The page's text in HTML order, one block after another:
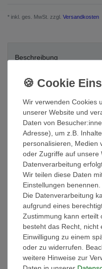
* inkl. ges. MwSt. zzgl. Versandkosten
Beschreibung
Weitere Details
EU-Verantwortlicher
Hersteller
Die Handtücher gibt es in
Die Handtücher sind
sehr schnell trocknen kann
bezeichnen – ein Muss für
durch höchste Langlebigkeit.
95 °C (Buntwäsche bis 60
Die dauerhafte stabile Form
wie die Bordüre die sich
Wir verwenden Cookies
unserer Website und
Daten von
Adresse), um z.B.
personalisieren, Medien
oder Zugriffe auf unsere
Datenverarbeitung
Wir teilen diese Daten
Einstellungen benennen.
Die Datenverarbeitung
aufgrund eines
Zustimmung kann erteilt
besteht das Recht, nicht
Einwilligung zu einem
oder zu widerrufen.
weitere Hinweise zur